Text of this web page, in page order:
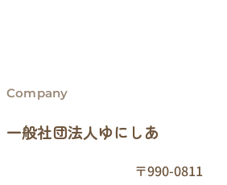
Company
一般社団法人ゆにしあ
〒990-0811